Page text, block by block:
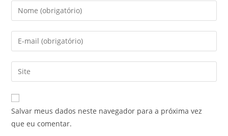
Digite
seu
nome
ou
de
usuário
para
comentar
Digite
seu
endereço
de
mail
para
comentar
Digite
o
URL
do
site
Salvar meus dados neste navegador para a próxima vez
que eu comentar.